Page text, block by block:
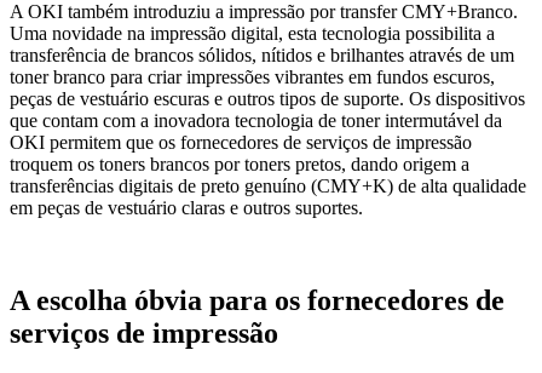
A OKI também introduziu a impressão por transfer CMY+Branco.
Uma novidade na impressão digital, esta tecnologia possibilita a
transferência de brancos sólidos, nítidos e brilhantes através de um
toner branco para criar impressões vibrantes em fundos escuros,
peças de vestuário escuras e outros tipos de suporte. Os dispositivos
que contam com a inovadora tecnologia de toner intermutável da
OKI permitem que os fornecedores de serviços de impressão
troquem os toners brancos por toners pretos, dando origem a
transferências digitais de preto genuíno (CMY+K) de alta qualidade
em peças de vestuário claras e outros suportes.
A escolha óbvia para os fornecedores de
serviços de impressão